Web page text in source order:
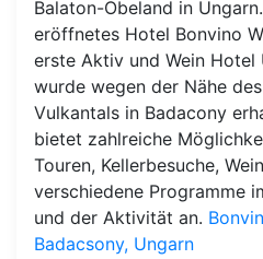
Balaton-Obeland in
eröffnetes Hotel Bonvino
erste Aktiv und Wein Hotel
wurde wegen der Nähe
Vulkantals in Badacony
bietet zahlreiche
Touren, Kellerbesuche,
verschiedene Programme
und der Aktivität an.
Badacsony, Ungarn